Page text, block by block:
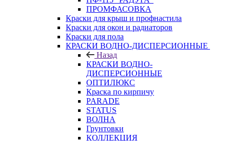
ПРОМФАСОВКА
Краски для крыш и профнастила
Краски для окон и радиаторов
Краски для пола
КРАСКИ ВОДНО-ДИСПЕРСИОННЫЕ
Назад
КРАСКИ ВОДНО-
ДИСПЕРСИОННЫЕ
ОПТИЛЮКС
Краска по кирпичу
PARADE
STATUS
ВОЛНА
Грунтовки
КОЛЛЕКЦИЯ